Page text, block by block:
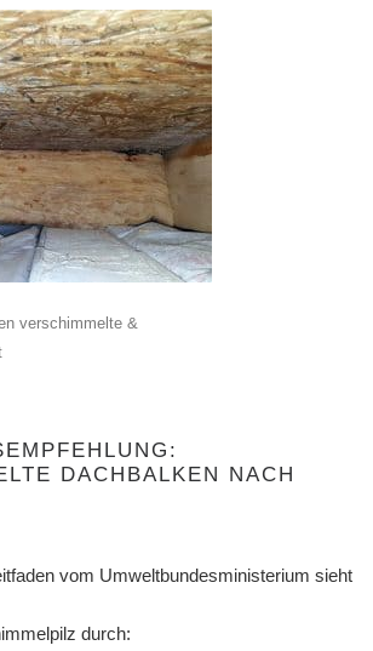
verschimmelte &
DACHBALKEN NACH
vom Umweltbundesministerium sieht
durch: